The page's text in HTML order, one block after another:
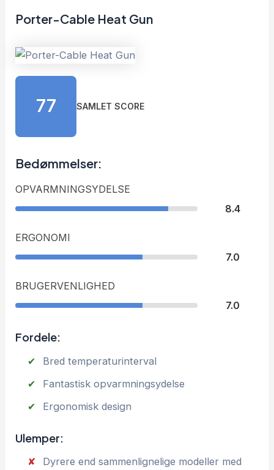
Porter-Cable Heat Gun
77 SAMLET SCORE
Bedømmelser:
OPVARMNINGSYDELSE
8.4
ERGONOMI
7.0
BRUGERVENLIGHED
7.0
Fordele:
Bred temperaturinterval
Fantastisk opvarmningsydelse
Ergonomisk design
Ulemper:
Dyrere end sammenlignelige modeller med